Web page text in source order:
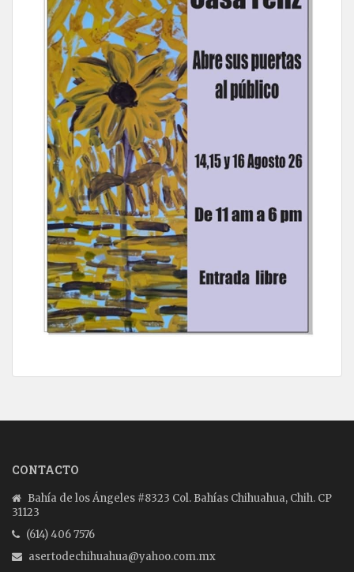
CONTACTO
Bahía de los Ángeles #8323 Col. Bahías Chihuahua, Chih. CP
31123
(614) 406 7576
asertodechihuahua@yahoo.com.mx